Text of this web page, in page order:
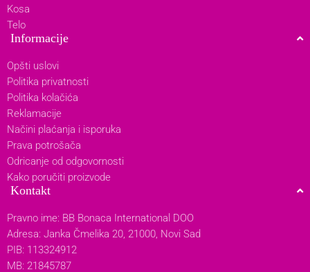
Kosa
Telo
Informacije
Opšti uslovi
Politika privatnosti
Politika kolačića
Reklamacije
Načini plaćanja i isporuka
Prava potrošača
Odricanje od odgovornosti
Kako poručiti proizvode
Kontakt
Pravno ime: BB Bonaca International DOO
Adresa: Janka Čmelika 20, 21000, Novi Sad
PIB: 113324912
MB: 21845787